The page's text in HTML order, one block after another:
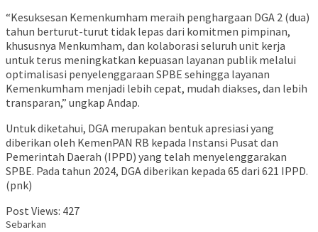
“Kesuksesan Kemenkumham meraih penghargaan DGA 2 (dua)
tahun berturut-turut tidak lepas dari komitmen pimpinan,
khususnya Menkumham, dan kolaborasi seluruh unit kerja
untuk terus meningkatkan kepuasan layanan publik melalui
optimalisasi penyelenggaraan SPBE sehingga layanan
Kemenkumham menjadi lebih cepat, mudah diakses, dan lebih
transparan,” ungkap Andap.
Untuk diketahui, DGA merupakan bentuk apresiasi yang
diberikan oleh KemenPAN RB kepada Instansi Pusat dan
Pemerintah Daerah (IPPD) yang telah menyelenggarakan
SPBE. Pada tahun 2024, DGA diberikan kepada 65 dari 621 IPPD.
(pnk)
Post Views: 427
Sebarkan